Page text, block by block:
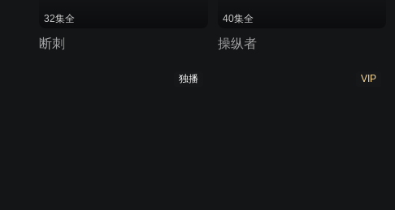
32集全
断刺
40集全
操纵者
独播 VIP